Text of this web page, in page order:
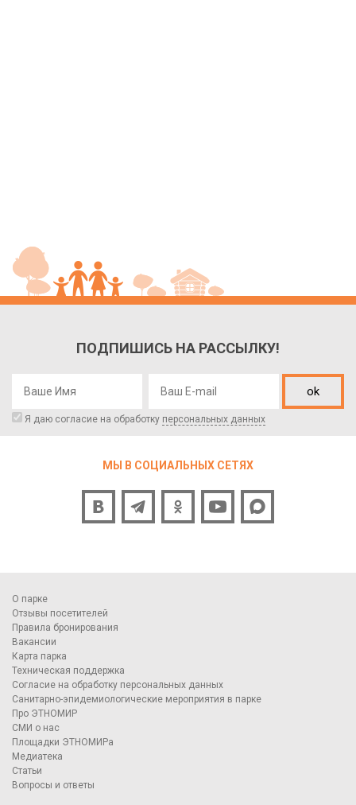
ПОДПИШИСЬ НА РАССЫЛКУ!
ok
Я даю согласие на обработку персональных данных
МЫ В СОЦИАЛЬНЫХ СЕТЯХ
О парке
Отзывы посетителей
Правила бронирования
Вакансии
Карта парка
Техническая поддержка
Согласие на обработку персональных данных
Санитарно-эпидемиологические мероприятия в парке
Про ЭТНОМИР
СМИ о нас
Площадки ЭТНОМИРа
Медиатека
Статьи
Вопросы и ответы